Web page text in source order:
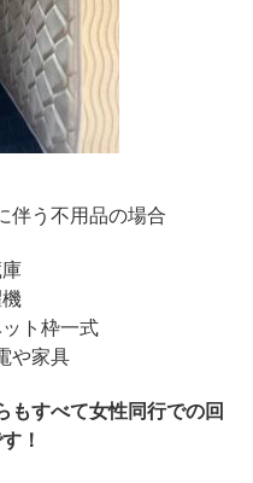
伴う不用品の場合
ト枠一式
や家具
もすべて女性同行での回
！